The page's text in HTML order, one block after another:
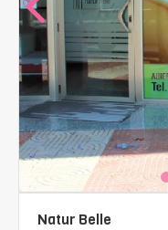
Natur Belle